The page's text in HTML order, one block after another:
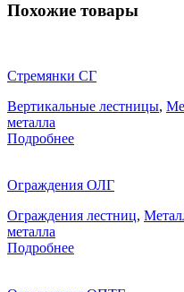
Похожие товары
Стремянки СГ
Вертикальные лестницы,
металла
Подробнее
Ограждения ОЛГ
Ограждения лестниц,
металла
Подробнее